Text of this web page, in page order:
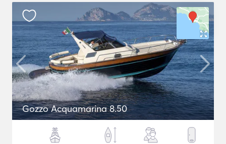
Gozzo Acquamarina 8.50